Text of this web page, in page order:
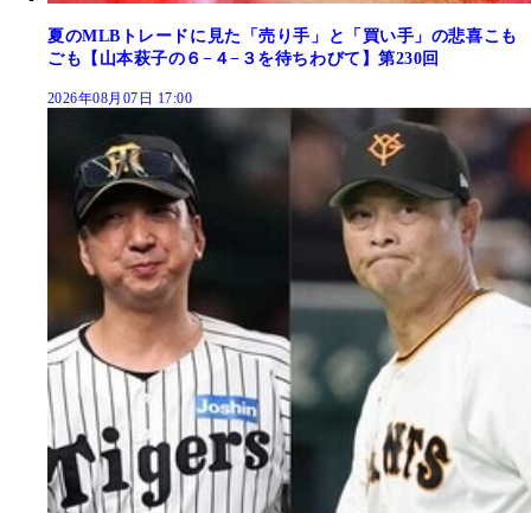
夏のMLBトレードに見た「売り手」と「買い手」の悲喜こも
ごも【山本萩子の６−４−３を待ちわびて】第230回
2026年08月07日 17:00